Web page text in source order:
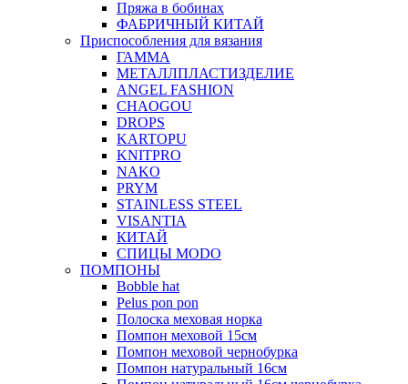
Пряжа в бобинах
ФАБРИЧНЫЙ КИТАЙ
Приспособления для вязания
ГАММА
МЕТАЛЛПЛАСТИЗДЕЛИЕ
ANGEL FASHION
CHAOGOU
DROPS
KARTOPU
KNITPRO
NAKO
PRYM
STAINLESS STEEL
VISANTIA
КИТАЙ
СПИЦЫ MODO
ПОМПОНЫ
Bobble hat
Pelus pon pon
Полоска меховая норка
Помпон меховой 15см
Помпон меховой чернобурка
Помпон натуральный 16см